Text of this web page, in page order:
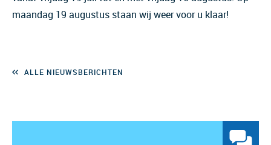
maandag 19 augustus staan wij weer voor u klaar!
ALLE NIEUWSBERICHTEN